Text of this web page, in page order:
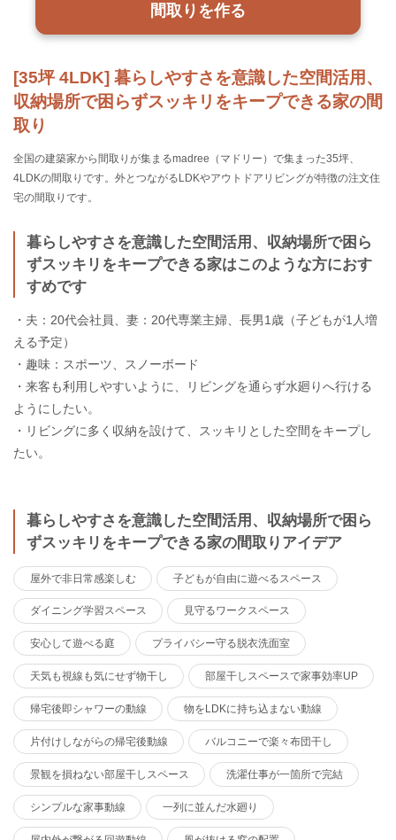
[35坪 4LDK] 暮らしやすさを意識した空間活用、
収納場所で困らずスッキリをキープできる家の間
取り
全国の建築家から間取りが集まるmadree（マドリー）で集まった35坪、
4LDKの間取りです。外とつながるLDKやアウトドアリビングが特徴の注文住
宅の間取りです。
暮らしやすさを意識した空間活用、収納場所で困ら
ずスッキリをキープできる家はこのような方におす
すめです
・夫：20代会社員、妻：20代専業主婦、長男1歳（子どもが1人増
える予定）
・趣味：スポーツ、スノーボード
・来客も利用しやすいように、リビングを通らず水廻りへ行ける
ようにしたい。
・リビングに多く収納を設けて、スッキリとした空間をキープし
たい。
暮らしやすさを意識した空間活用、収納場所で困ら
ずスッキリをキープできる家の間取りアイデア
屋外で非日常感楽しむ 子どもが自由に遊べるスペース
ダイニング学習スペース 見守るワークスペース
安心して遊べる庭 プライバシー守る脱衣洗面室
天気も視線も気にせず物干し 部屋干しスペースで家事効率UP
帰宅後即シャワーの動線 物をLDKに持ち込まない動線
片付けしながらの帰宅後動線 バルコニーで楽々布団干し
景観を損ねない部屋干しスペース 洗濯仕事が一箇所で完結
シンプルな家事動線 一列に並んだ水廻り
間取りを作る